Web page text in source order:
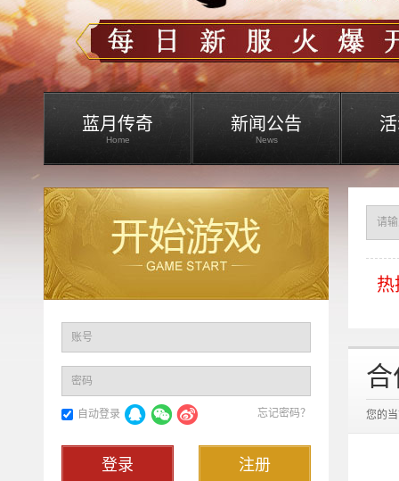
蓝月传奇
Home
新闻公告
News
热
您的
账号
密码
忘记密码？
自动登录
注册
登录